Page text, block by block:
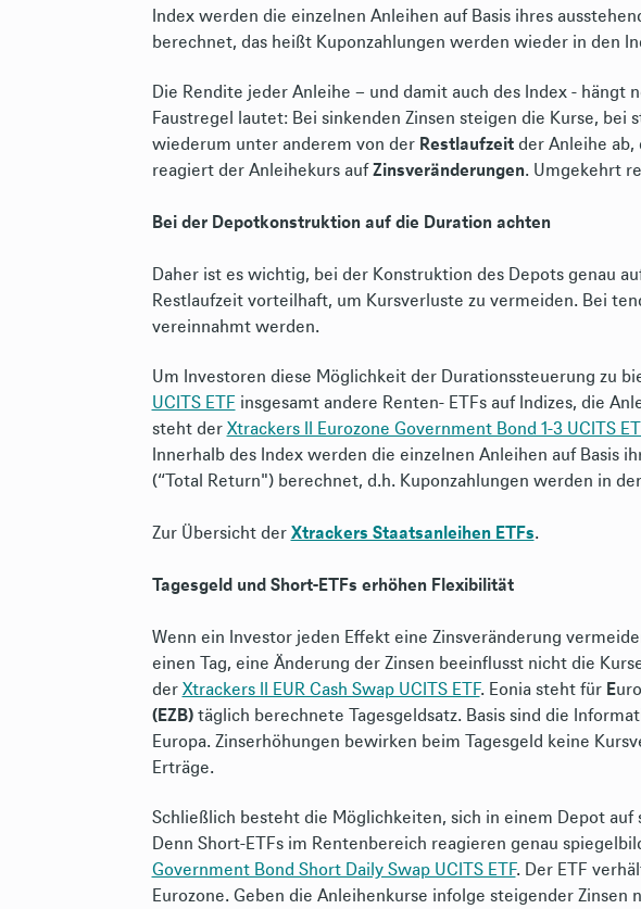
Index werden die einzelnen Anleihen auf Basis ihres
berechnet, das heißt Kuponzahlungen werden wieder in den
Die Rendite jeder Anleihe – und damit auch des Index - hängt
Faustregel lautet: Bei sinkenden Zinsen steigen die Kurse,
wiederum unter anderem von der Restlaufzeitder Anleihe ab,
reagiert der Anleihekurs auf Zinsveränderungen. Umgekehrt
Bei der Depotkonstruktion auf die Duration achten
Daher ist es wichtig, bei der Konstruktion des Depots genau
Restlaufzeit vorteilhaft, um Kursverluste zu vermeiden. Bei
vereinnahmt werden.
Um Investoren diese Möglichkeit der Durationssteuerung zu
UCITS ETF insgesamt andere Renten- ETFs auf Indizes, die
steht der Xtrackers II Eurozone Government Bond 1-3 UCITS
Innerhalb des Index werden die einzelnen Anleihen auf Basis
(“Total Return") berechnet, d.h. Kuponzahlungen werden in
Zur Übersicht der Xtrackers Staatsanleihen ETFs.
Tagesgeld und Short-ETFs erhöhen Flexibilität
Wenn ein Investor jeden Effekt eine Zinsveränderung
einen Tag, eine Änderung der Zinsen beeinflusst nicht die
der Xtrackers II EUR Cash Swap UCITS ETF. Eonia steht für Euro
(EZB)täglich berechnete Tagesgeldsatz. Basis sind die
Europa. Zinserhöhungen bewirken beim Tagesgeld keine
Erträge.
Schließlich besteht die Möglichkeiten, sich in einem Depot
Denn Short-ETFs im Rentenbereich reagieren genau
Government Bond Short Daily Swap UCITS ETF. Der ETF
Eurozone. Geben die Anleihenkurse infolge steigender